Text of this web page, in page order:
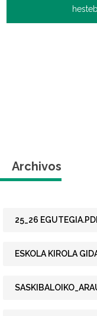
Archivos
25_26
ESKOLA KIROLA